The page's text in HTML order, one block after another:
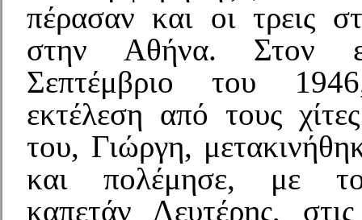
πέρασαν και οι τρεις
στην Αθήνα. Στον
Σεπτέμβριο του
εκτέλεση από τους
του, Γιώργη,
και πολέμησε, με
καπετάν Λευτέρης,